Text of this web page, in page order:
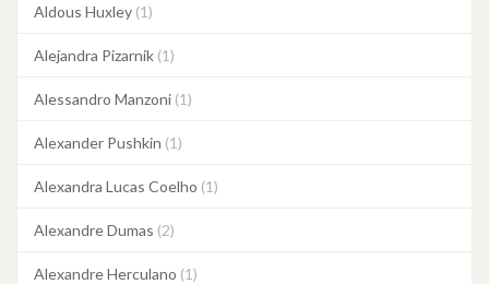
Aldous Huxley (1)
Alejandra Pizarnik (1)
Alessandro Manzoni (1)
Alexander Pushkin (1)
Alexandra Lucas Coelho (1)
Alexandre Dumas (2)
Alexandre Herculano (1)